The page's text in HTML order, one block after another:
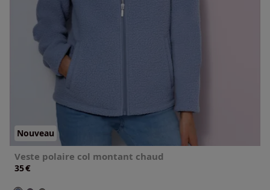
Nouveau
Veste polaire col montant chaud
35€